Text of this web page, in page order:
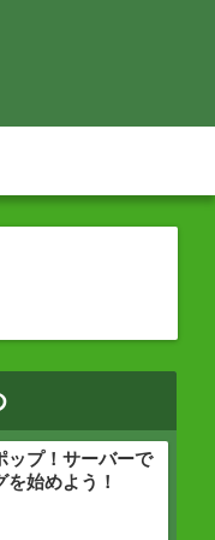
ップ！サーバーで
を始めよう！